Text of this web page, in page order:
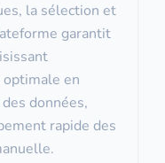
la sélection et
garantit
optimale en
données,
rapide des